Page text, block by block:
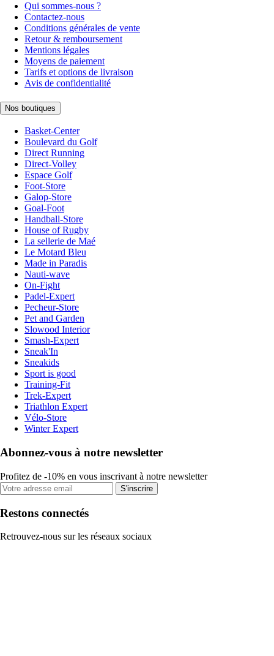
Qui sommes-nous ?
Contactez-nous
Conditions générales de vente
Retour & remboursement
Mentions légales
Moyens de paiement
Tarifs et options de livraison
Avis de confidentialité
Nos boutiques
Basket-Center
Boulevard du Golf
Direct Running
Direct-Volley
Espace Golf
Foot-Store
Galop-Store
Goal-Foot
Handball-Store
House of Rugby
La sellerie de Maé
Le Motard Bleu
Made in Paradis
Nauti-wave
On-Fight
Padel-Expert
Pecheur-Store
Pet and Garden
Slowood Interior
Smash-Expert
Sneak'In
Sneakids
Sport is good
Training-Fit
Trek-Expert
Triathlon Expert
Vélo-Store
Winter Expert
Abonnez-vous à notre newsletter
Profitez de -10% en vous inscrivant à notre newsletter
S'inscrire
Restons connectés
Retrouvez-nous sur les réseaux sociaux